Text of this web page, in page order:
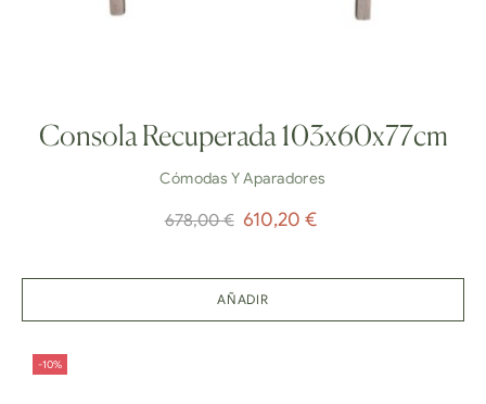
Consola Recuperada 103x60x77cm
Cómodas Y Aparadores
Precio
678,00 € Precio
610,20 €
AÑADIR
-10%